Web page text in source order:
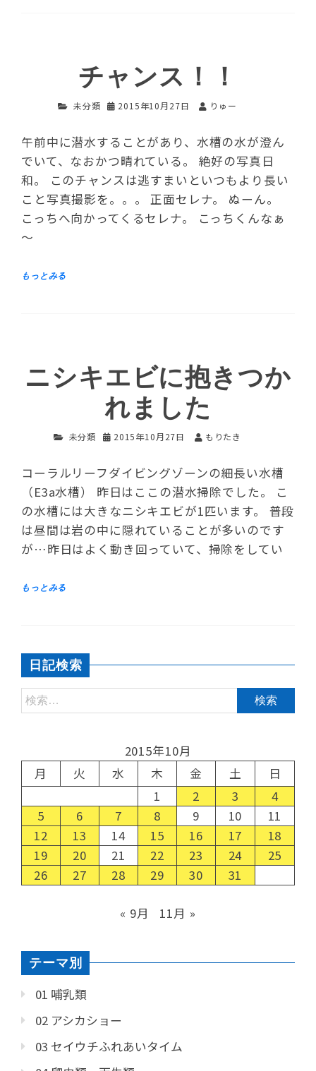
チャンス！！
未分類 2015年10月27日 りゅー
午前中に潜水することがあり、水槽の水が澄ん
でいて、なおかつ晴れている。 絶好の写真日
和。 このチャンスは逃すまいといつもより長い
こと写真撮影を。。。 正面セレナ。 ぬーん。
こっちへ向かってくるセレナ。 こっちくんなぁ
～
ニシキエビに抱きつか
れました
未分類 2015年10月27日 もりたき
コーラルリーフダイビングゾーンの細長い水槽
（E3a水槽） 昨日はここの潜水掃除でした。 こ
の水槽には大きなニシキエビが1匹います。 普段
は昼間は岩の中に隠れていることが多いのです
が…昨日はよく動き回っていて、掃除をしてい
日記検索
2015年10月
月
火 水 木 金 土
日
1
2 3
4
5
6 7 8 9 10
11
12
13 14 15 16 17
18
19
20 21 22 23 24
25
26
27 28 29 30 31
« 9月 11月 »
テーマ別
01 哺乳類
02 アシカショー
03 セイウチふれあいタイム